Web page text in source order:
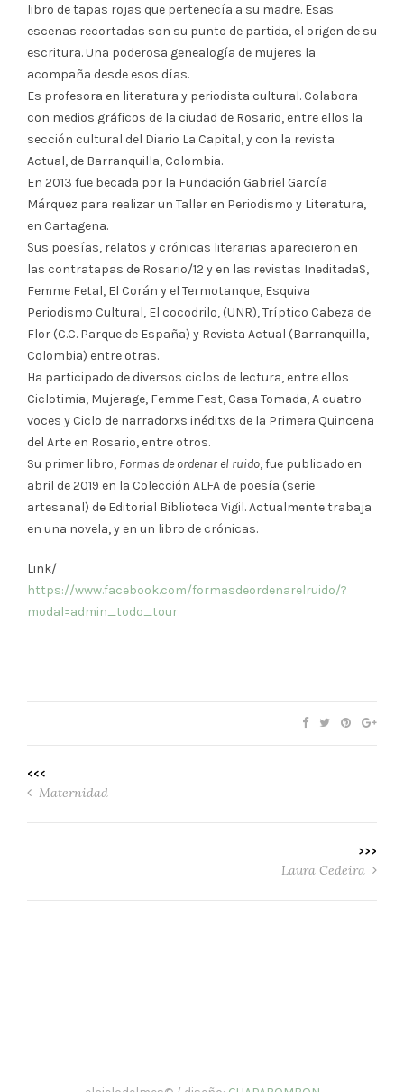
libro de tapas rojas que pertenecía a su madre. Esas
escenas recortadas son su punto de partida, el origen de su
escritura. Una poderosa genealogía de mujeres la
acompaña desde esos días.
Es profesora en literatura y periodista cultural. Colabora
con medios gráficos de la ciudad de Rosario, entre ellos la
sección cultural del Diario La Capital, y con la revista
Actual, de Barranquilla, Colombia.
En 2013 fue becada por la Fundación Gabriel García
Márquez para realizar un Taller en Periodismo y Literatura,
en Cartagena.
Sus poesías, relatos y crónicas literarias aparecieron en
las contratapas de Rosario/12 y en las revistas IneditadaS,
Femme Fetal, El Corán y el Termotanque, Esquiva
Periodismo Cultural, El cocodrilo, (UNR), Tríptico Cabeza de
Flor (C.C. Parque de España) y Revista Actual (Barranquilla,
Colombia) entre otras.
Ha participado de diversos ciclos de lectura, entre ellos
Ciclotimia, Mujerage, Femme Fest, Casa Tomada, A cuatro
voces y Ciclo de narradorxs inéditxs de la Primera Quincena
del Arte en Rosario, entre otros.
Su primer libro, Formas de ordenar el ruido, fue publicado en
abril de 2019 en la Colección ALFA de poesía (serie
artesanal) de Editorial Biblioteca Vigil. Actualmente trabaja
en una novela, y en un libro de crónicas.
Link/
https://www.facebook.com/formasdeordenarelruido/?
modal=admin_todo_tour
<<<
Maternidad
>>>
Laura Cedeira